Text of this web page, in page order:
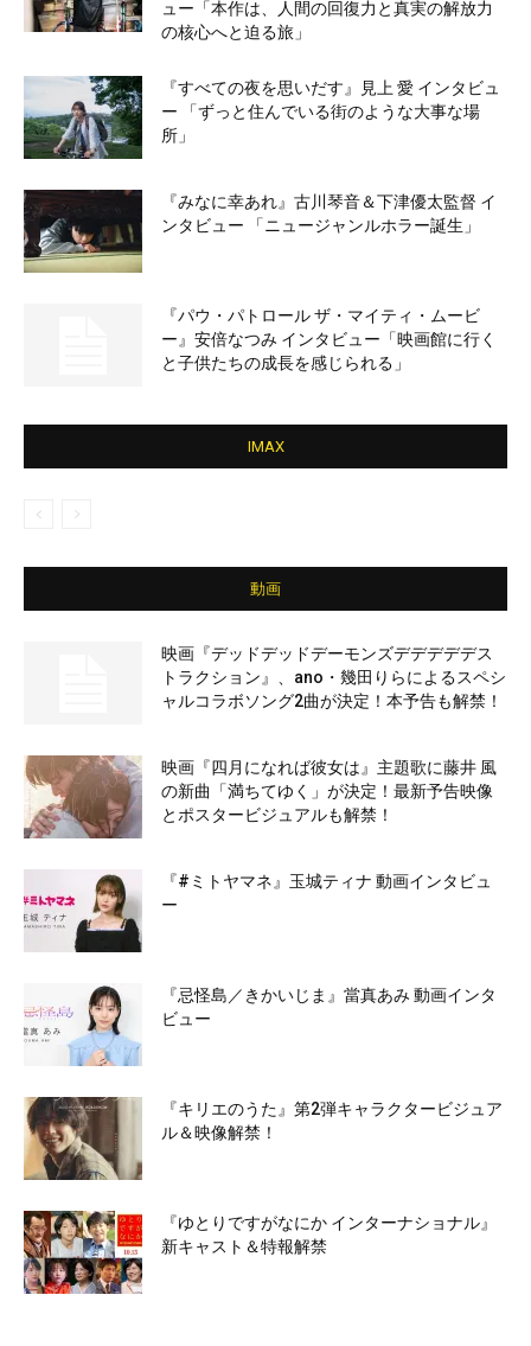
ュー「本作は、人間の回復力と真実の解放力
の核心へと迫る旅」
『すべての夜を思いだす』見上 愛 インタビュ
ー 「ずっと住んでいる街のような大事な場
所」
『みなに幸あれ』古川琴音＆下津優太監督 イ
ンタビュー 「ニュージャンルホラー誕生」
『パウ・パトロール ザ・マイティ・ムービ
ー』安倍なつみ インタビュー「映画館に行く
と子供たちの成長を感じられる」
IMAX
動画
映画『デッドデッドデーモンズデデデデデス
トラクション』、ano・幾田りらによるスペシ
ャルコラボソング2曲が決定！本予告も解禁！
映画『四月になれば彼女は』主題歌に藤井 風
の新曲「満ちてゆく」が決定！最新予告映像
とポスタービジュアルも解禁！
『#ミトヤマネ』玉城ティナ 動画インタビュ
ー
『忌怪島／きかいじま』當真あみ 動画インタ
ビュー
『キリエのうた』第2弾キャラクタービジュア
ル＆映像解禁！
『ゆとりですがなにか インターナショナル』
新キャスト＆特報解禁